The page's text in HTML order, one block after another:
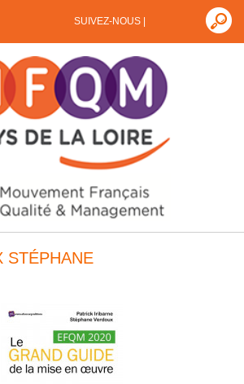
SUIVEZ-NOUS |
STÉPHANE